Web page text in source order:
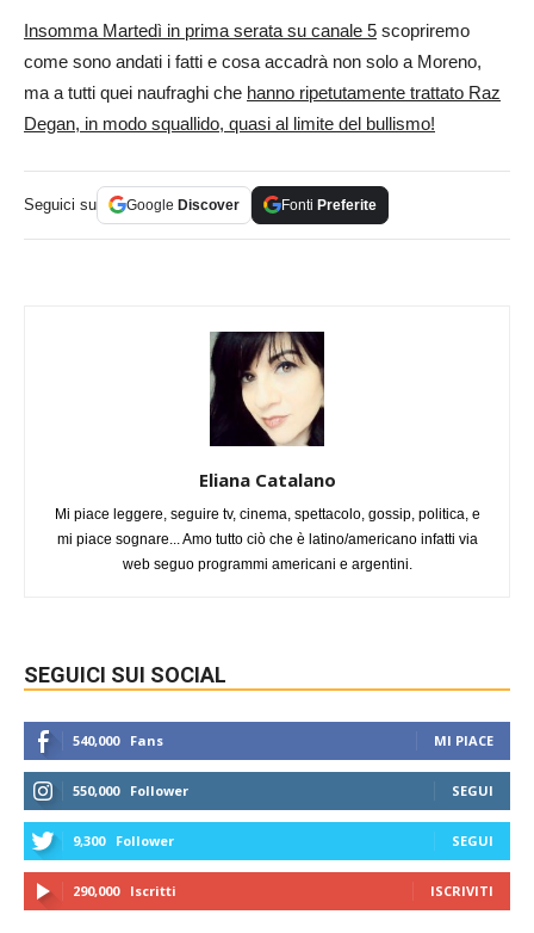
Insomma Martedì in prima serata su canale 5 scopriremo
come sono andati i fatti e cosa accadrà non solo a Moreno,
ma a tutti quei naufraghi che hanno ripetutamente trattato Raz
Degan, in modo squallido, quasi al limite del bullismo!
Seguici su Google Discover Fonti Preferite
Eliana Catalano
Mi piace leggere, seguire tv, cinema, spettacolo, gossip, politica, e
mi piace sognare... Amo tutto ciò che è latino/americano infatti via
web seguo programmi americani e argentini.
SEGUICI SUI SOCIAL
540,000 Fans MI PIACE
550,000 Follower SEGUI
9,300 Follower SEGUI
290,000 Iscritti ISCRIVITI